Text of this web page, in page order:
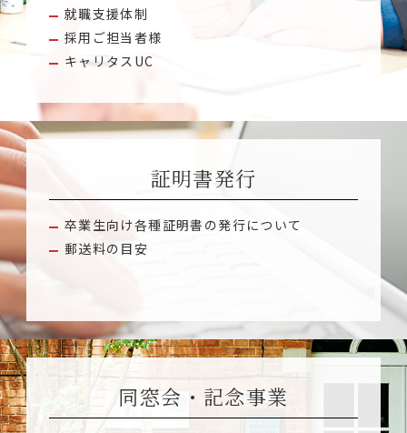
就職支援体制
採用ご担当者様
キャリタスUC
証明書発行
卒業生向け各種証明書の発行について
郵送料の目安
同窓会・記念事業